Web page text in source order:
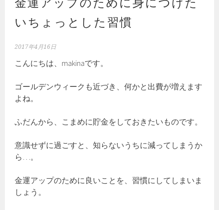
いちょっとした習慣
2017年4月16日
こんにちは、makinaです。
ゴールデンウィークも近づき、何かと出費が増えます
よね。
ふだんから、こまめに貯金をしておきたいものです。
意識せずに過ごすと、知らないうちに減ってしまうか
ら…。
金運アップのために良いことを、習慣にしてしまいま
しょう。